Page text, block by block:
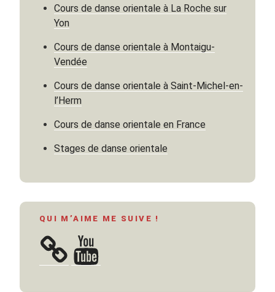
et
féminin. »
Cours de danse orientale à La Roche sur
Yon
Cours de danse orientale à Montaigu-
Vendée
Cours de danse orientale à Saint-Michel-en-
l’Herm
Cours de danse orientale en France
Stages de danse orientale
QUI M’AIME ME SUIVE !
YouTube